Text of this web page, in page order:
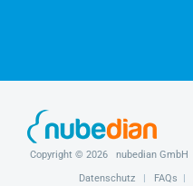
Copyright © 2026 nubedian GmbH
Datenschutz
FAQs